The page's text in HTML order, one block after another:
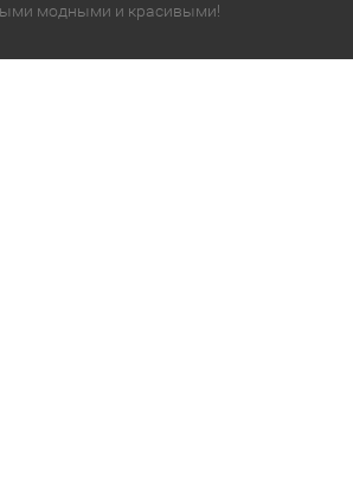
модными и красивыми!